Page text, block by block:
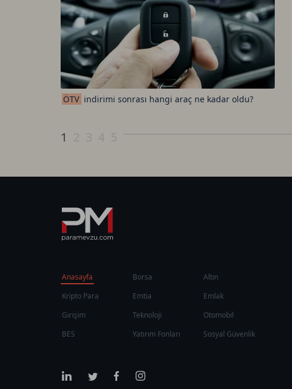
ÖTV indirimi sonrası hangi araç ne kadar oldu?
1
Anasayfa Borsa
Altın
Kripto Para
Emtia
Emlak
Girişim
Teknoloji
Otomobil
BES
Yatırım Fonları Sosyal Güvenlik